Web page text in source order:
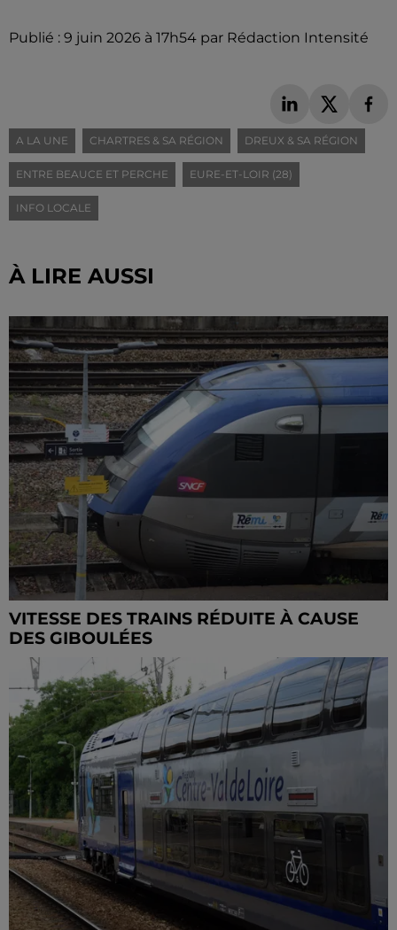
Publié : 9 juin 2026 à 17h54 par Rédaction Intensité
A LA UNE CHARTRES & SA RÉGION DREUX & SA RÉGION
ENTRE BEAUCE ET PERCHE EURE-ET-LOIR (28)
INFO LOCALE
À LIRE AUSSI
VITESSE DES TRAINS RÉDUITE À CAUSE
DES GIBOULÉES